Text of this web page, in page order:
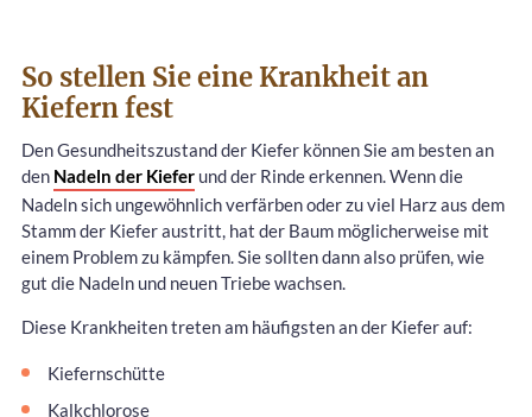
So stellen Sie eine Krankheit an
Kiefern fest
Den Gesundheitszustand der Kiefer können Sie am besten an
den Nadeln der Kiefer und der Rinde erkennen. Wenn die
Nadeln sich ungewöhnlich verfärben oder zu viel Harz aus dem
Stamm der Kiefer austritt, hat der Baum möglicherweise mit
einem Problem zu kämpfen. Sie sollten dann also prüfen, wie
gut die Nadeln und neuen Triebe wachsen.
Diese Krankheiten treten am häufigsten an der Kiefer auf:
Kiefernschütte
Kalkchlorose